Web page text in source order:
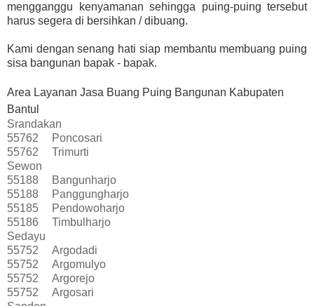
mengganggu kenyamanan sehingga puing-puing tersebut
harus segera di bersihkan / dibuang.
Kami dengan senang hati siap membantu membuang puing
sisa bangunan bapak - bapak.
Area Layanan Jasa Buang Puing Bangunan Kabupaten
Bantul
Srandakan
55762
Poncosari
55762
Trimurti
Sewon
55188
Bangunharjo
55188
Panggungharjo
55185
Pendowoharjo
55186
Timbulharjo
Sedayu
55752
Argodadi
55752
Argomulyo
55752
Argorejo
55752
Argosari